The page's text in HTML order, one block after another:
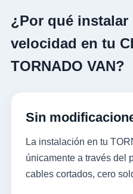
¿Por qué
velocidad en tu
TORNADO VAN?
Sin
La instalación en tu
únicamente a través del
cables cortados, cero